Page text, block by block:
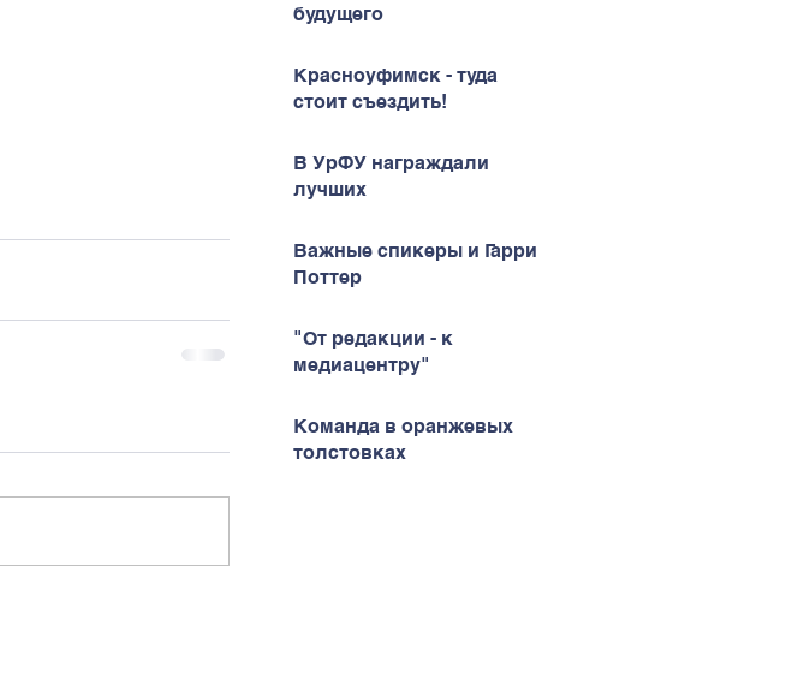
будущего
Красноуфимск - туда
стоит съездить!
В УрФУ награждали
лучших
Важные спикеры и Гарри
Поттер
"От редакции - к
медиацентру"
Команда в оранжевых
толстовках